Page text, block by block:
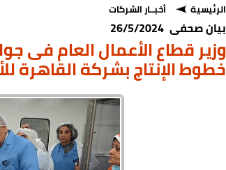
الرئيسية أخبــار الشركات
بيان صحفى 26/5/2024
وزير قطاع الأعمال العام فى
خطوط الإنتاج بشركة القاهرة